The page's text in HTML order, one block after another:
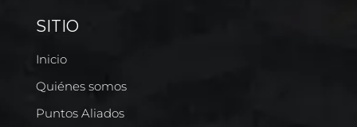
SITIO
Inicio
Quiénes somos
Puntos Aliados